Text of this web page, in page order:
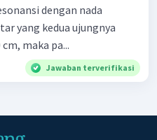
dengan nada
yang kedua ujungnya
maka pa...
Jawaban terverifikasi